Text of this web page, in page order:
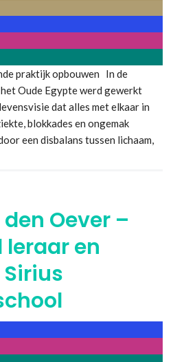
praktijk opbouwen In de
Oude Egypte werd gewerkt
dat alles met elkaar in
blokkades en ongemak
een disbalans tussen lichaam,
Kennis en Wijsheid, te her-
Oever –
leraar en